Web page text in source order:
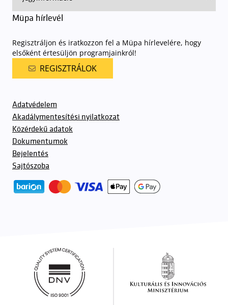
Müpa hírlevél
Regisztráljon és iratkozzon fel a Müpa hírlevelére, hogy
elsőként értesüljön programjainkról!
REGISZTRÁLOK
Adatvédelem
Akadálymentesítési nyilatkozat
Közérdekű adatok
Dokumentumok
Bejelentés
Sajtószoba